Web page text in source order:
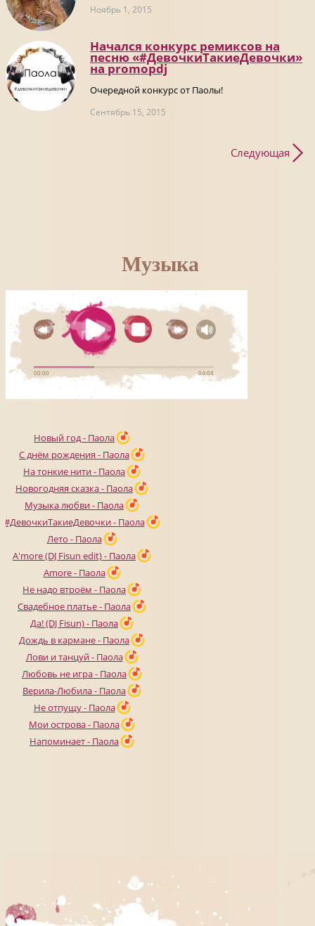
Ноябрь 1, 2015
Начался конкурс ремиксов на
песню «#ДевочкиТакиеДевочки»
на promоpdj
Очередной конкурс от Паолы!
Сентябрь 15, 2015
Следующая
Музыка
Новый год - Паола
С днём рождения - Паола
На тонкие нити - Паола
Новогодняя сказка - Паола
Музыка любви - Паола
#ДевочкиТакиеДевочки - Паола
Лето - Паола
A'more (DJ Fisun edit) - Паола
Amore - Паола
Не надо втроём - Паола
Свадебное платье - Паола
Да! (DJ Fisun) - Паола
Дождь в кармане - Паола
Лови и танцуй - Паола
Любовь не игра - Паола
Верила-Любила - Паола
Не отпущу - Паола
Мои острова - Паола
Напоминает - Паола